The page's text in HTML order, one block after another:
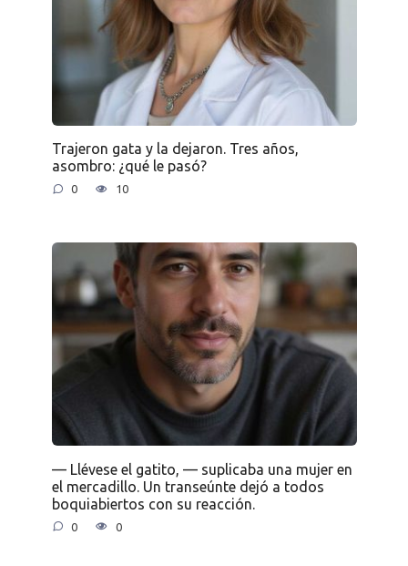
Trajeron gata y la dejaron. Tres años,
asombro: ¿qué le pasó?
0 10
— Llévese el gatito, — suplicaba una mujer en
el mercadillo. Un transeúnte dejó a todos
boquiabiertos con su reacción.
0 0